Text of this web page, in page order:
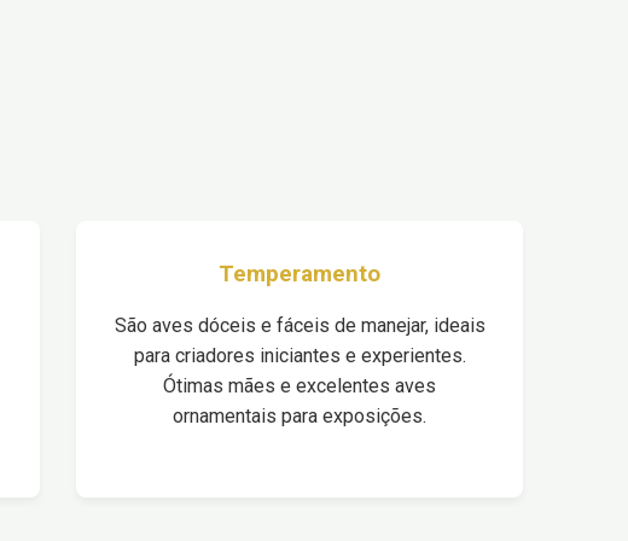
Temperamento
São aves dóceis e fáceis de manejar, ideais
para criadores iniciantes e experientes.
Ótimas mães e excelentes aves
ornamentais para exposições.